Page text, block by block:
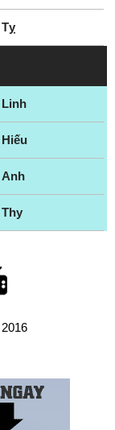
Tỵ
Linh
Hiếu
Anh
Thy